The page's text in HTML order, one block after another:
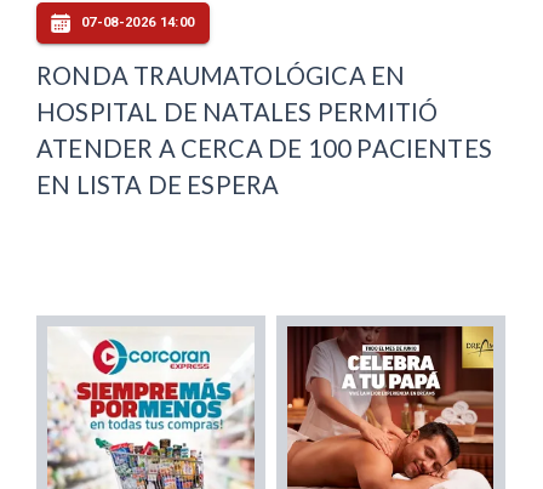
07-08-2026 14:00
RONDA TRAUMATOLÓGICA EN
HOSPITAL DE NATALES PERMITIÓ
ATENDER A CERCA DE 100 PACIENTES
EN LISTA DE ESPERA